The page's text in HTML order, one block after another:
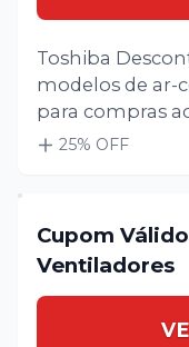
Toshiba
modelos de ar-
para compras
25% OFF
Cupom
Ventiladores